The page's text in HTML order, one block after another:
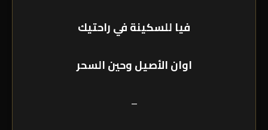
فيا للسكينة في راحتيك
اوان الأصيل وحين السحر
–